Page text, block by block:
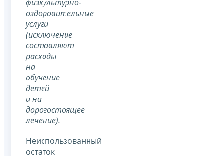
физкультурно-
оздоровительные
услуги
(исключение
составляют
расходы
на
обучение
детей
и на
дорогостоящее
лечение).
Неиспользованный
остаток